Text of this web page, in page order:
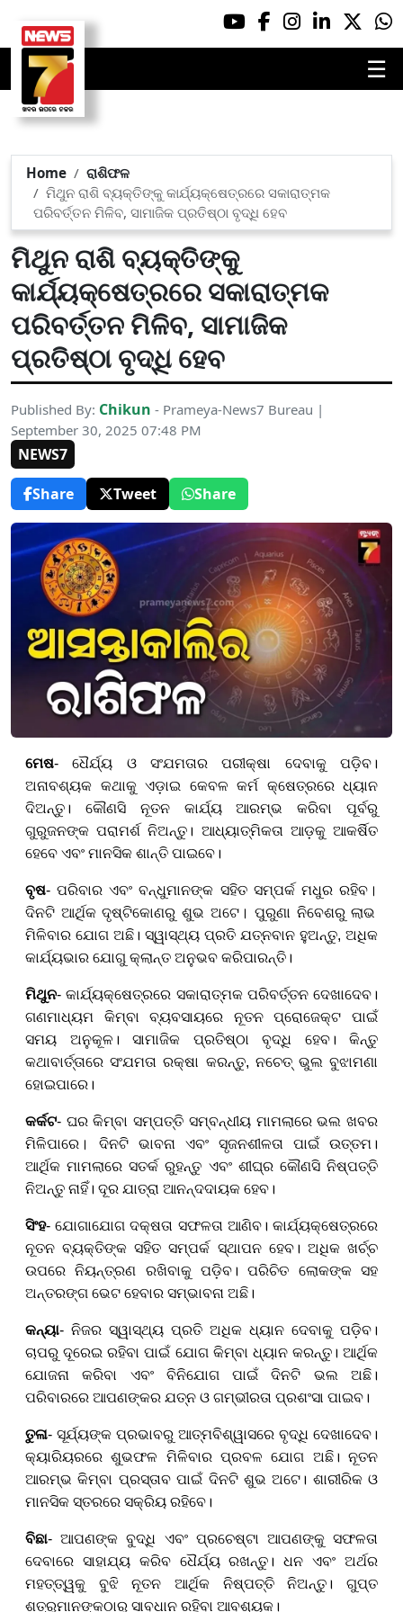
☰
Home
ରାଶିଫଳ
ମିଥୁନ ରାଶି ବ୍ୟକ୍ତିଙ୍କୁ କାର୍ଯ୍ୟକ୍ଷେତ୍ରରେ ସକାରାତ୍ମକ
ପରିବର୍ତ୍ତନ ମିଳିବ, ସାମାଜିକ ପ୍ରତିଷ୍ଠା ବୃଦ୍ଧି ହେବ
ମିଥୁନ ରାଶି ବ୍ୟକ୍ତିଙ୍କୁ
କାର୍ଯ୍ୟକ୍ଷେତ୍ରରେ ସକାରାତ୍ମକ
ପରିବର୍ତ୍ତନ ମିଳିବ, ସାମାଜିକ
ପ୍ରତିଷ୍ଠା ବୃଦ୍ଧି ହେବ
Published By: Chikun - Prameya-News7 Bureau |
September 30, 2025 07:48 PM
NEWS7
Share
Tweet Share
ମେଷ- ଧୈର୍ଯ୍ୟ ଓ ସଂଯମତାର ପରୀକ୍ଷା ଦେବାକୁ ପଡ଼ିବ।
ଅନାବଶ୍ୟକ କଥାକୁ ଏଡ଼ାଇ କେବଳ କର୍ମ କ୍ଷେତ୍ରରେ ଧ୍ୟାନ
ଦିଅନ୍ତୁ। କୌଣସି ନୂତନ କାର୍ଯ୍ୟ ଆରମ୍ଭ କରିବା ପୂର୍ବରୁ
ଗୁରୁଜନଙ୍କ ପରାମର୍ଶ ନିଅନ୍ତୁ। ଆଧ୍ୟାତ୍ମିକତା ଆଡ଼କୁ ଆକର୍ଷିତ
ହେବେ ଏବଂ ମାନସିକ ଶାନ୍ତି ପାଇବେ।
ବୃଷ- ପରିବାର ଏବଂ ବନ୍ଧୁମାନଙ୍କ ସହିତ ସମ୍ପର୍କ ମଧୁର ରହିବ ।
ଦିନଟି ଆର୍ଥିକ ଦୃଷ୍ଟିକୋଣରୁ ଶୁଭ ଅଟେ।ପୁରୁଣା ନିବେଶରୁ ଲାଭ
ମିଳିବାର ଯୋଗ ଅଛି। ସ୍ୱାସ୍ଥ୍ୟ ପ୍ରତି ଯତ୍ନବାନ ହୁଅନ୍ତୁ, ଅଧିକ
କାର୍ଯ୍ୟଭାର ଯୋଗୁ କ୍ଲାନ୍ତ ଅନୁଭବ କରିପାରନ୍ତି।
ମିଥୁନ- କାର୍ଯ୍ୟକ୍ଷେତ୍ରରେ ସକାରାତ୍ମକ ପରିବର୍ତ୍ତନ ଦେଖାଦେବ।
ଗଣମାଧ୍ୟମ କିମ୍ବା ବ୍ୟବସାୟରେ ନୂତନ ପ୍ରୋଜେକ୍ଟ ପାଇଁ
ସମୟ ଅନୁକୂଳ। ସାମାଜିକ ପ୍ରତିଷ୍ଠା ବୃଦ୍ଧି ହେବ। କିନ୍ତୁ
କଥାବାର୍ତ୍ତାରେ ସଂଯମତା ରକ୍ଷା କରନ୍ତୁ, ନଚେତ୍ ଭୁଲ ବୁଝାମଣା
ହୋଇପାରେ।
କର୍କଟ- ଘର କିମ୍ବା ସମ୍ପତ୍ତି ସମ୍ବନ୍ଧୀୟ ମାମଲାରେ ଭଲ ଖବର
ମିଳିପାରେ ।
ଦିନଟି ଭାବନା ଏବଂ ସୃଜନଶୀଳତା ପାଇଁ ଉତ୍ତମ।
ଆର୍ଥିକ ମାମଲାରେ ସତର୍କ ରୁହନ୍ତୁ ଏବଂ ଶୀଘ୍ର କୌଣସି ନିଷ୍ପତ୍ତି
ନିଅନ୍ତୁ ନାହିଁ। ଦୂର ଯାତ୍ରା ଆନନ୍ଦଦାୟକ ହେବ।
ସିଂହ- ଯୋଗାଯୋଗ ଦକ୍ଷତା ସଫଳତା ଆଣିବ। କାର୍ଯ୍ୟକ୍ଷେତ୍ରରେ
ନୂତନ ବ୍ୟକ୍ତିଙ୍କ ସହିତ ସମ୍ପର୍କ ସ୍ଥାପନ ହେବ। ଅଧିକ ଖର୍ଚ୍ଚ
ଉପରେ ନିୟନ୍ତ୍ରଣ ରଖିବାକୁ ପଡ଼ିବ। ପରିଚିତ ଲୋକଙ୍କ ସହ
ଅନ୍ତରଙ୍ଗ ଭେଟ ହେବାର ସମ୍ଭାବନା ଅଛି।
କନ୍ୟା- ନିଜର ସ୍ୱାସ୍ଥ୍ୟ ପ୍ରତି ଅଧିକ ଧ୍ୟାନ ଦେବାକୁ ପଡ଼ିବ।
ଚାପରୁ ଦୂରେଇ ରହିବା ପାଇଁ ଯୋଗ କିମ୍ବା ଧ୍ୟାନ କରନ୍ତୁ। ଆର୍ଥିକ
ଯୋଜନା କରିବା ଏବଂ ବିନିଯୋଗ ପାଇଁ ଦିନଟି ଭଲ ଅଛି।
ପରିବାରରେ ଆପଣଙ୍କର ଯତ୍ନ ଓ ଗମ୍ଭୀରତା ପ୍ରଶଂସା ପାଇବ।
ତୁଳା- ସୂର୍ଯ୍ୟଙ୍କ ପ୍ରଭାବରୁ ଆତ୍ମବିଶ୍ୱାସରେ ବୃଦ୍ଧି ଦେଖାଦେବ।
କ୍ୟାରିୟରରେ ଶୁଭଫଳ ମିଳିବାର ପ୍ରବଳ ଯୋଗ ଅଛି। ନୂତନ
ଆରମ୍ଭ କିମ୍ବା ପ୍ରସ୍ତାବ ପାଇଁ ଦିନଟି ଶୁଭ ଅଟେ। ଶାରୀରିକ ଓ
ମାନସିକ ସ୍ତରରେ ସକ୍ରିୟ ରହିବେ।
ବିଛା- ଆପଣଙ୍କ ବୁଦ୍ଧି ଏବଂ ପ୍ରଚେଷ୍ଟା ଆପଣଙ୍କୁ ସଫଳତା
ଦେବାରେ ସାହାଯ୍ୟ କରିବ ଧୈର୍ଯ୍ୟ ରଖନ୍ତୁ। ଧନ ଏବଂ ଅର୍ଥର
ମହତ୍ତ୍ୱକୁ ବୁଝି ନୂତନ ଆର୍ଥିକ ନିଷ୍ପତ୍ତି ନିଅନ୍ତୁ। ଗୁପ୍ତ
ଶତ୍ରୁମାନଙ୍କଠାରୁ ସାବଧାନ ରହିବା ଆବଶ୍ୟକ।